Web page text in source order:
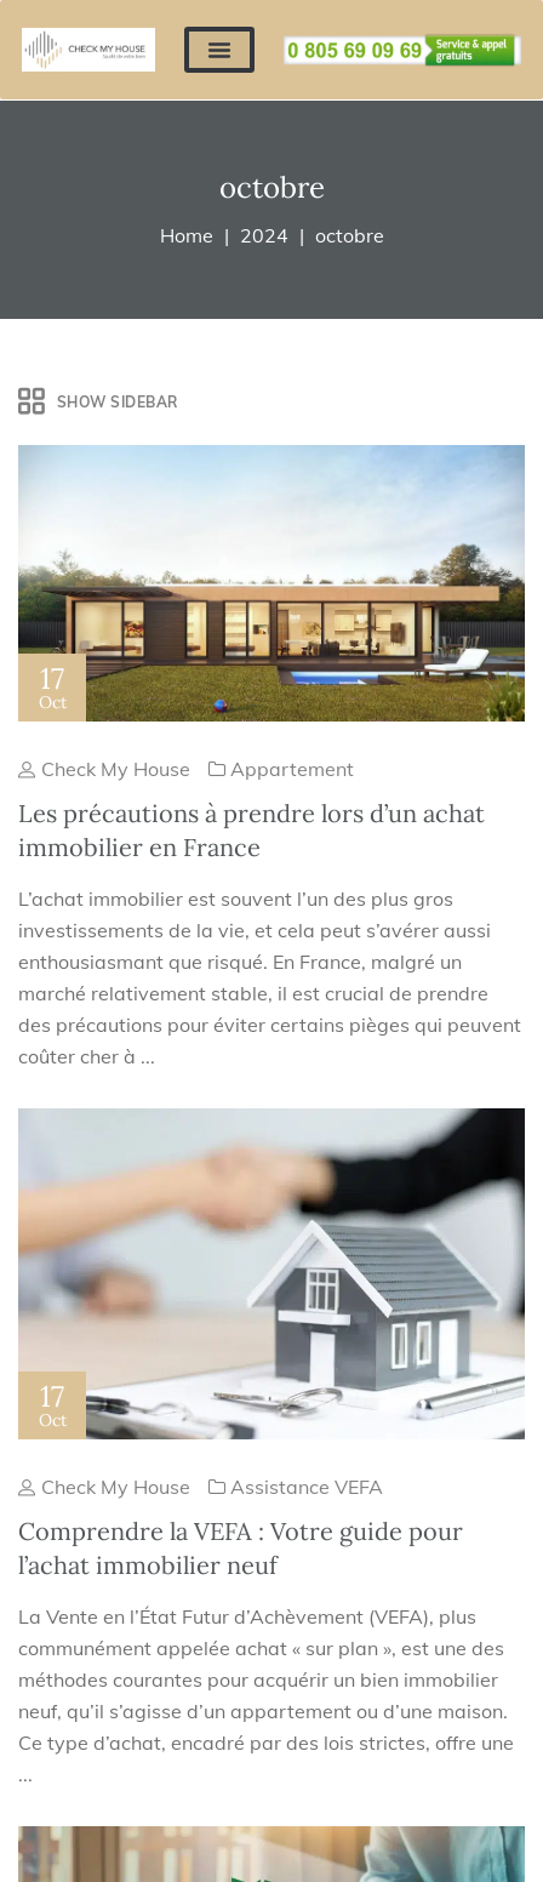
octobre
Home 2024 octobre
SHOW SIDEBAR
17
Oct
Check My House Appartement
Les précautions à prendre lors d’un achat
immobilier en France
L’achat immobilier est souvent l’un des plus gros
investissements de la vie, et cela peut s’avérer aussi
enthousiasmant que risqué. En France, malgré un
marché relativement stable, il est crucial de prendre
des précautions pour éviter certains pièges qui peuvent
coûter cher à ...
17
Oct
Check My House Assistance VEFA
Comprendre la VEFA : Votre guide pour
l’achat immobilier neuf
La Vente en l’État Futur d’Achèvement (VEFA), plus
communément appelée achat « sur plan », est une des
méthodes courantes pour acquérir un bien immobilier
neuf, qu’il s’agisse d’un appartement ou d’une maison.
Ce type d’achat, encadré par des lois strictes, offre une
...